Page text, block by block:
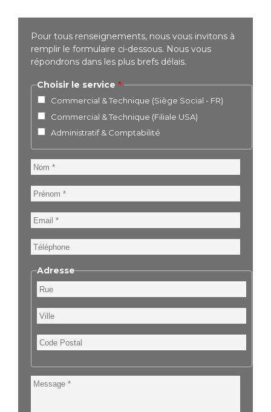
Pour tous renseignements, nous vous invitons à
remplir le formulaire ci-dessous. Nous vous
répondrons dans les plus brefs délais.
Choisir le service
Commercial & Technique (Siège Social - FR)
Commercial & Technique (Filiale USA)
Administratif & Comptabilité
Nom
Prénom
Email
Téléphone
Adresse
Rue
Ville
Code
Postal
Message